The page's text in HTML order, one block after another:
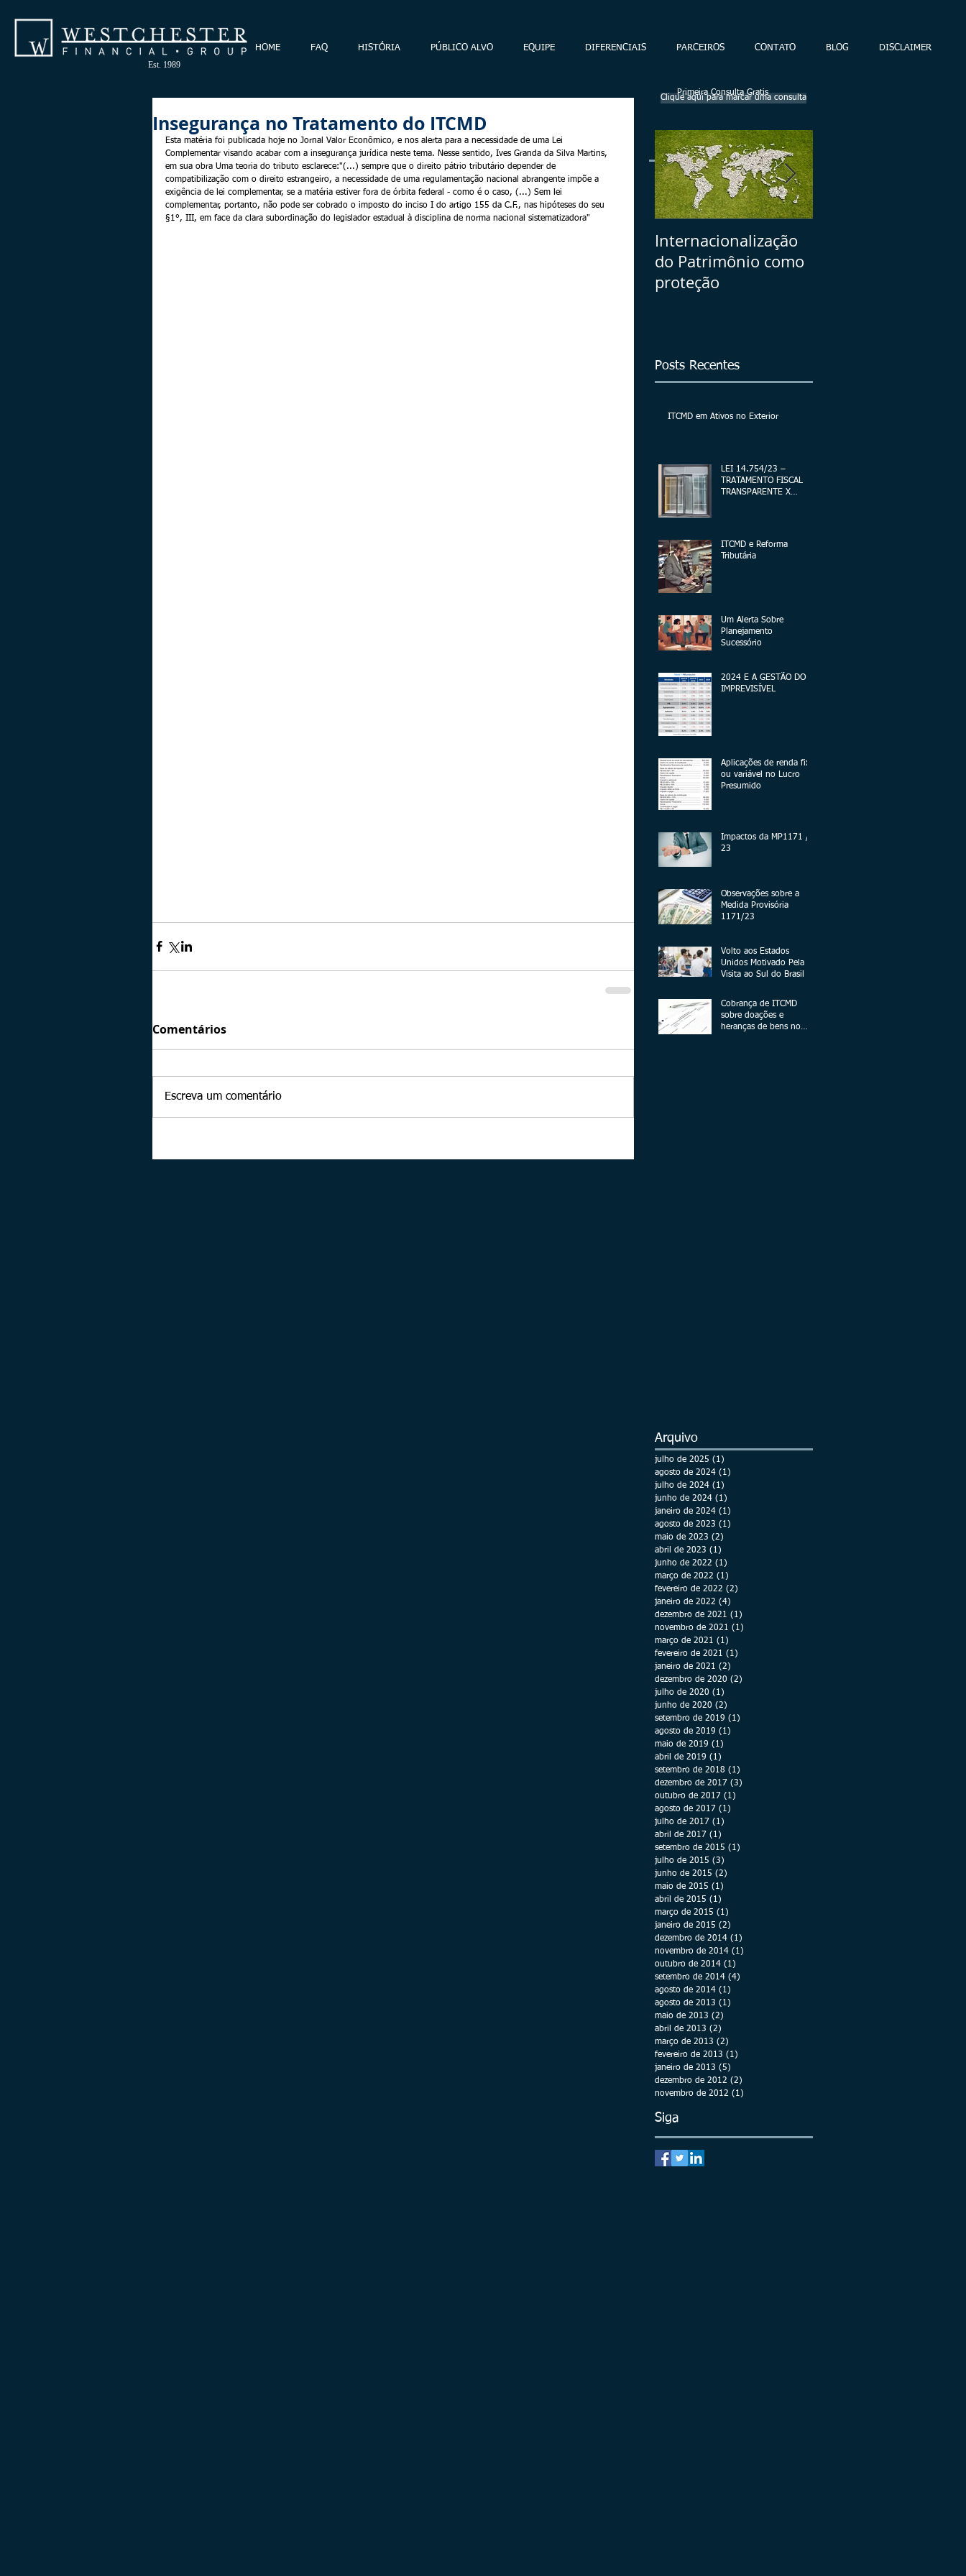
HOME FAQ HISTÓRIA PÚBLICO ALVO EQUIPE DIFERENCIAIS PARCEIROS CONTATO BLOG DISCLAIMER
Est. 1989
Primeira Consulta Gratis
Insegurança no Tratamento do ITCMD
Esta matéria foi publicada hoje no Jornal Valor Econômico, e nos alerta para a necessidade de uma Lei
Complementar visando acabar com a insegurança jurídica neste tema. Nesse sentido, Ives Granda da Silva Martins,
em sua obra Uma teoria do tributo esclarece:"(...) sempre que o direito pátrio tributário depender de
compatibilização com o direito estrangeiro, a necessidade de uma regulamentação nacional abrangente impõe a
exigência de lei complementar, se a matéria estiver fora de órbita federal - como é o caso, (...) Sem lei
complementar, portanto, não pode ser cobrado o imposto do inciso I do artigo 155 da C.F., nas hipóteses do seu
§1°, III, em face da clara subordinação do legislador estadual à disciplina de norma nacional sistematizadora"
Comentários
Escreva um comentário
Clique aqui para marcar uma consulta
Posts Em Destaque
Internacionalização
do Patrimônio como
proteção
Posts Recentes
ITCMD em Ativos no Exterior
LEI 14.754/23 –
TRATAMENTO FISCAL
TRANSPARENTE X
ITCMD e Reforma
Tributária
Um Alerta Sobre
Planejamento
Sucessório
2024 E A GESTÃO DO
IMPREVISÍVEL
Aplicações de renda fixa
ou variável no Lucro
Presumido
Impactos da MP1171 /
23
Observações sobre a
Medida Provisória
1171/23
Volto aos Estados
Unidos Motivado Pela
Visita ao Sul do Brasil
Cobrança de ITCMD
sobre doações e
heranças de bens no
Arquivo
julho de 2025 (1)
agosto de 2024 (1)
julho de 2024 (1)
junho de 2024 (1)
janeiro de 2024 (1)
agosto de 2023 (1)
maio de 2023 (2)
abril de 2023 (1)
junho de 2022 (1)
março de 2022 (1)
fevereiro de 2022 (2)
janeiro de 2022 (4)
dezembro de 2021 (1)
novembro de 2021 (1)
março de 2021 (1)
fevereiro de 2021 (1)
janeiro de 2021 (2)
dezembro de 2020 (2)
julho de 2020 (1)
junho de 2020 (2)
setembro de 2019 (1)
agosto de 2019 (1)
maio de 2019 (1)
abril de 2019 (1)
setembro de 2018 (1)
dezembro de 2017 (3)
outubro de 2017 (1)
agosto de 2017 (1)
julho de 2017 (1)
abril de 2017 (1)
setembro de 2015 (1)
julho de 2015 (3)
junho de 2015 (2)
maio de 2015 (1)
abril de 2015 (1)
março de 2015 (1)
janeiro de 2015 (2)
dezembro de 2014 (1)
novembro de 2014 (1)
outubro de 2014 (1)
setembro de 2014 (4)
agosto de 2014 (1)
agosto de 2013 (1)
maio de 2013 (2)
abril de 2013 (2)
março de 2013 (2)
fevereiro de 2013 (1)
janeiro de 2013 (5)
dezembro de 2012 (2)
novembro de 2012 (1)
Siga